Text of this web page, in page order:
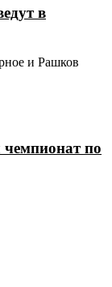
в
и Рашков
по